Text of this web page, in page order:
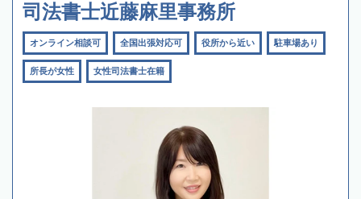
司法書士近藤麻里事務所
オンライン相談可 全国出張対応可 役所から近い 駐車場あり
所長が女性 女性司法書士在籍